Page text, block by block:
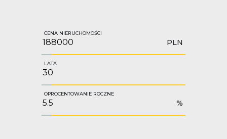
CENA NIERUCHOMOŚCI
PLN
LATA
OPROCENTOWANIE ROCZNE
%